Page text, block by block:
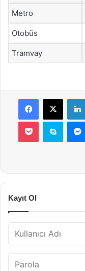
Metro
Otobüs
Tramvay
Facebook
X
Pocket Skype
Kayıt Ol